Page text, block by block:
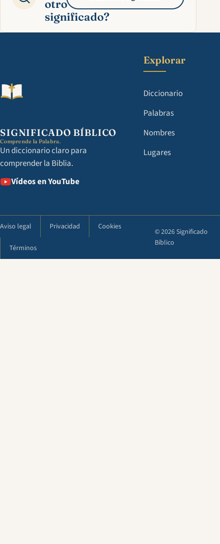
otro
significado?
SIGNIFICADO BÍBLICO
Comprende la Palabra.
Un diccionario claro para
comprender la Biblia.
Vídeos en YouTube
Explorar
Diccionario
Palabras
Nombres
Lugares
Aviso legal Privacidad Cookies
Términos
© 2026 Significado
Bíblico